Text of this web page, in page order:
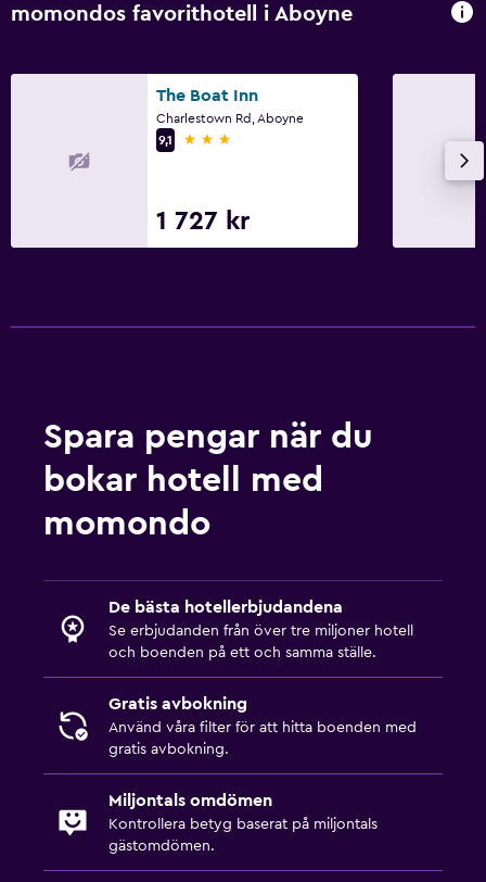
momondos favorithotell i Aboyne
The Boat Inn
Charlestown Rd, Aboyne
9,1
3 stjärnor
1 727 kr
Spara pengar när du
bokar hotell med
momondo
De bästa hotellerbjudandena
Se erbjudanden från över tre miljoner hotell
och boenden på ett och samma ställe.
Gratis avbokning
Använd våra filter för att hitta boenden med
gratis avbokning.
Miljontals omdömen
Kontrollera betyg baserat på miljontals
gästomdömen.